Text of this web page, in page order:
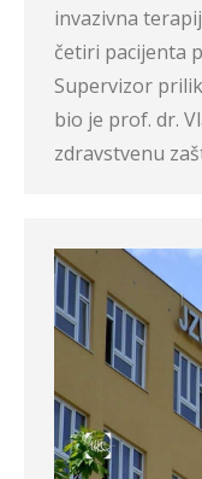
invazivna
četiri pacijenta
Supervizor
bio je prof. dr.
zdravstvenu